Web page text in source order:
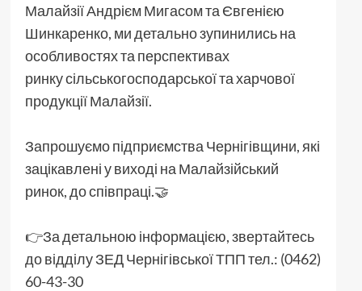
Малайзії Андрієм Мигасом та Євгенією
Шинкаренко, ми детально зупинились на
особливостях та перспективах
ринку сільськогосподарської та харчової
продукції Малайзії.
Запрошуємо підприємства Чернігівщини, які
зацікавлені у виході на Малайзійський
ринок, до співпраці.🤝
👉За детальною інформацією, звертайтесь
до відділу ЗЕД Чернігівської ТПП тел.: (0462)
60-43-30